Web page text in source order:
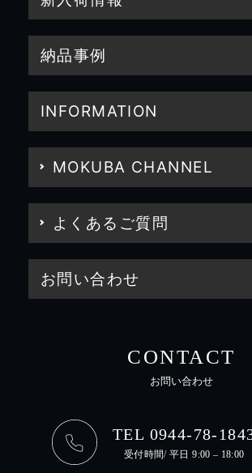
納品事例
INFORMATION
MOKUBA CHANNEL
よくあるご質問
お問い合わせ
CONTACT
お問い合わせ
TEL 0944-78-
受付時間/ 平日 9:00 – 18:00